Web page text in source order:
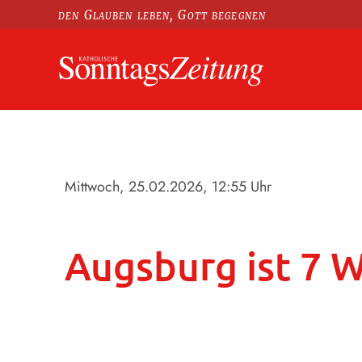
den Glauben leben, Gott begegnen
Mittwoch, 25.02.2026, 12:55 Uhr
Augsburg ist 7